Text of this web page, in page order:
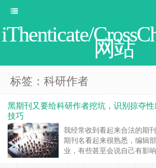
iThenticate/
网站
标签：科研作者
黑期刊又要给科研作者挖坑，识别掠夺
技巧
我经常收到看起来合法的期
期刊名看起来很熟悉，编辑
业，有些甚至会说自己有影